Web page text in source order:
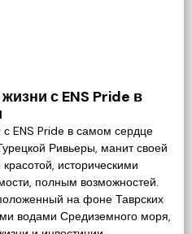
с ENS Pride в
ENS Pride в самом сердце
Ривьеры, манит своей
историческими
полным возможностей.
на фоне Таврских
водами Средиземного моря,